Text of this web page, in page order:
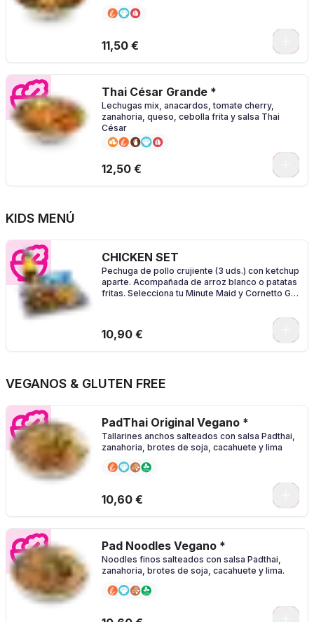
11,50 €
Thai César Grande *
Lechugas mix, anacardos, tomate cherry,
zanahoria, queso, cebolla frita y salsa Thai
César
12,50 €
KIDS MENÚ
CHICKEN SET
Pechuga de pollo crujiente (3 uds.) con ketchup
aparte. Acompañada de arroz blanco o patatas
fritas. Selecciona tu Minute Maid y Cornetto Go
10,90 €
VEGANOS & GLUTEN FREE
PadThai Original Vegano *
Tallarines anchos salteados con salsa Padthai,
zanahoria, brotes de soja, cacahuete y lima
10,60 €
Pad Noodles Vegano *
Noodles finos salteados con salsa Padthai,
zanahoria, brotes de soja, cacahuete y lima.